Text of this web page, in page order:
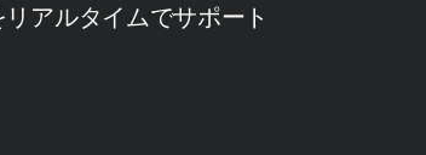
リアルタイムでサポート